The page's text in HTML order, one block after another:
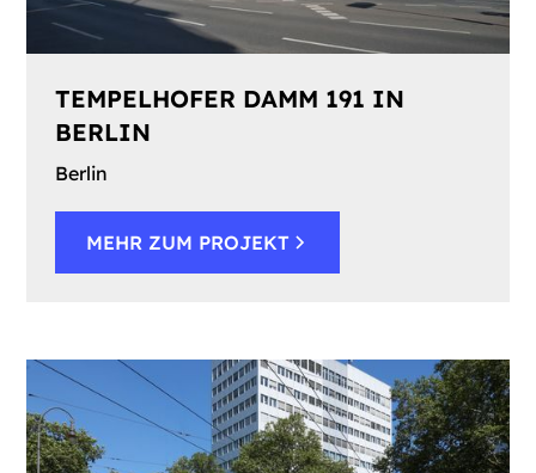
TEMPELHOFER DAMM 191 IN
BERLIN
Berlin
MEHR ZUM PROJEKT